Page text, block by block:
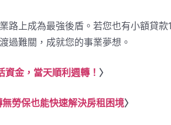
路上成為最強後盾。若您也有小額貸
過難關，成就您的事業夢想。
金，當天順利週轉！ 〉
勞保也能快速解決房租困境〉